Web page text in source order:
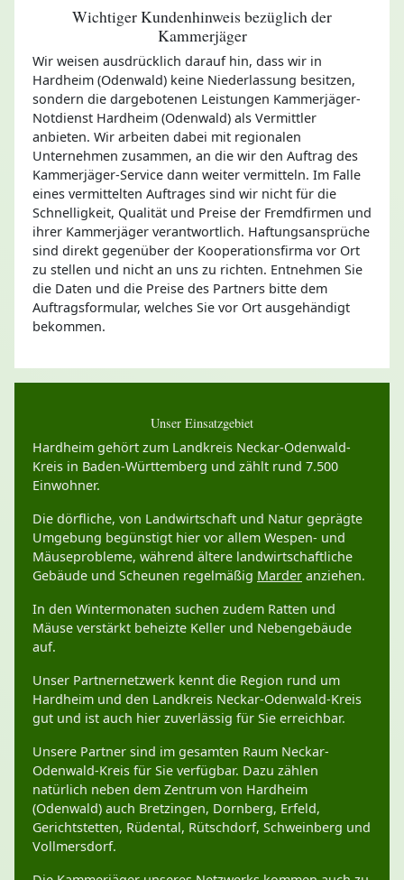
Wichtiger Kundenhinweis bezüglich der
Kammerjäger
Wir weisen ausdrücklich darauf hin, dass wir in
Hardheim (Odenwald) keine Niederlassung besitzen,
sondern die dargebotenen Leistungen Kammerjäger-
Notdienst Hardheim (Odenwald) als Vermittler
anbieten. Wir arbeiten dabei mit regionalen
Unternehmen zusammen, an die wir den Auftrag des
Kammerjäger-Service dann weiter vermitteln. Im Falle
eines vermittelten Auftrages sind wir nicht für die
Schnelligkeit, Qualität und Preise der Fremdfirmen und
ihrer Kammerjäger verantwortlich. Haftungsansprüche
sind direkt gegenüber der Kooperationsfirma vor Ort
zu stellen und nicht an uns zu richten. Entnehmen Sie
die Daten und die Preise des Partners bitte dem
Auftragsformular, welches Sie vor Ort ausgehändigt
bekommen.
Unser Einsatzgebiet
Hardheim gehört zum Landkreis Neckar-Odenwald-
Kreis in Baden-Württemberg und zählt rund 7.500
Einwohner.
Die dörfliche, von Landwirtschaft und Natur geprägte
Umgebung begünstigt hier vor allem Wespen- und
Mäuseprobleme, während ältere landwirtschaftliche
Gebäude und Scheunen regelmäßig Marder anziehen.
In den Wintermonaten suchen zudem Ratten und
Mäuse verstärkt beheizte Keller und Nebengebäude
auf.
Unser Partnernetzwerk kennt die Region rund um
Hardheim und den Landkreis Neckar-Odenwald-Kreis
gut und ist auch hier zuverlässig für Sie erreichbar.
Unsere Partner sind im gesamten Raum Neckar-
Odenwald-Kreis für Sie verfügbar. Dazu zählen
natürlich neben dem Zentrum von Hardheim
(Odenwald) auch Bretzingen, Dornberg, Erfeld,
Gerichtstetten, Rüdental, Rütschdorf, Schweinberg und
Vollmersdorf.